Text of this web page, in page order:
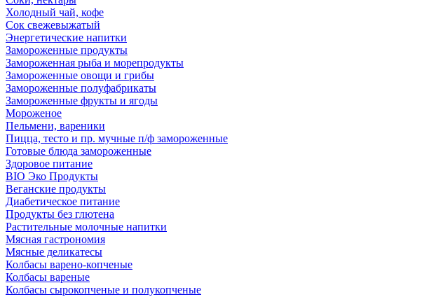
Холодный чай, кофе
Сок свежевыжатый
Энергетические напитки
Замороженные продукты
Замороженная рыба и морепродукты
Замороженные овощи и грибы
Замороженные полуфабрикаты
Замороженные фрукты и ягоды
Мороженое
Пельмени, вареники
Пицца, тесто и пр. мучные п/ф замороженные
Готовые блюда замороженные
Здоровое питание
BIO Эко Продукты
Веганские продукты
Диабетическое питание
Продукты без глютена
Растительные молочные напитки
Мясная гастрономия
Мясные деликатесы
Колбасы варено-копченые
Колбасы вареные
Колбасы сырокопченые и полукопченые